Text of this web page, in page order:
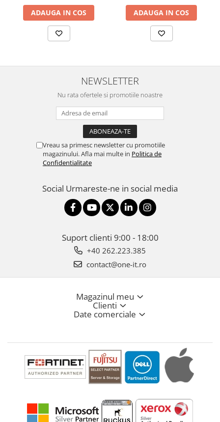
Multiboard & Accessorii
Multimedia
Foto & Video
ADAUGA IN COS ADAUGA IN COS
NEWSLETTER
Nu rata ofertele si promotiile noastre
Vreau sa primesc newsletter cu promotiile
magazinului. Afla mai multe in Politica de
Confidentialitate
Social Urmareste-ne in social media
Suport clienti 9:00 - 18:00
+40 262.223.385
contact@one-it.ro
Magazinul meu
Clienti
Date comerciale